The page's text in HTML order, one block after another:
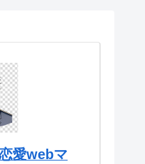
愛webマ